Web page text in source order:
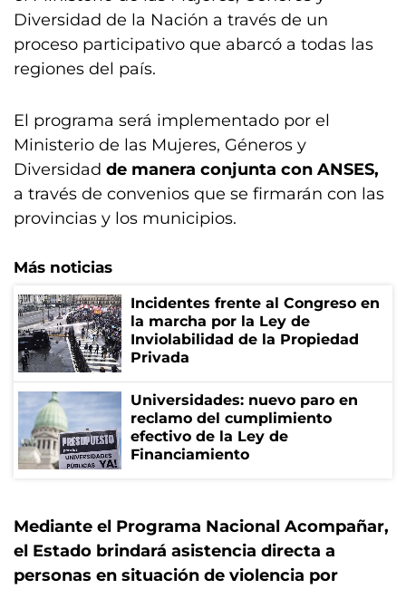
Diversidad de la Nación a través de un
proceso participativo que abarcó a todas las
regiones del país.
El programa será implementado por el
Ministerio de las Mujeres, Géneros y
Diversidad de manera conjunta con ANSES,
a través de convenios que se firmarán con las
provincias y los municipios.
Más noticias
Incidentes frente al Congreso en
la marcha por la Ley de
Inviolabilidad de la Propiedad
Privada
Universidades: nuevo paro en
reclamo del cumplimiento
efectivo de la Ley de
Financiamiento
Mediante el Programa Nacional Acompañar,
el Estado brindará asistencia directa a
personas en situación de violencia por